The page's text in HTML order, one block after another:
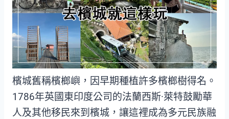
檳城舊稱檳榔嶼，因早期種植許多檳榔樹得名。
1786年英國東印度公司的法蘭西斯·萊特鼓勵華
人及其他移民來到檳城，讓這裡成為多元民族融